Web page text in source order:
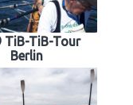
TiB-TiB-Tour
Berlin